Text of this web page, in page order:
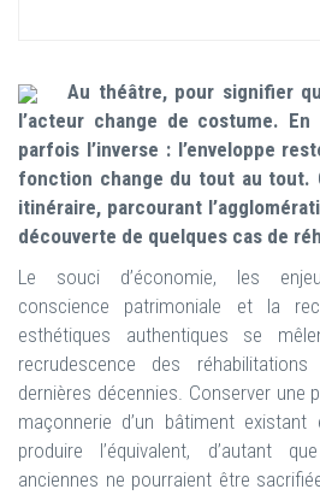
Au théâtre, pour signifier
l’acteur change de costume.
parfois l’inverse : l’enveloppe
fonction change du tout au tout.
itinéraire, parcourant
découverte de quelques cas de
Le souci d’économie, les
conscience patrimoniale et la
esthétiques authentiques se
recrudescence des
dernières décennies. Conserver une
maçonnerie d’un bâtiment
produire l’équivalent, d’autant
anciennes ne pourraient être